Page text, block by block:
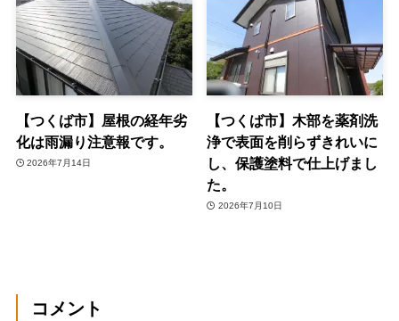
【つくば市】屋根の経年劣
化は雨漏り注意報です。
2026年7月14日
【つくば市】木部を薬剤洗
浄で表面を削らずきれいに
し、保護塗料で仕上げまし
た。
2026年7月10日
コメント